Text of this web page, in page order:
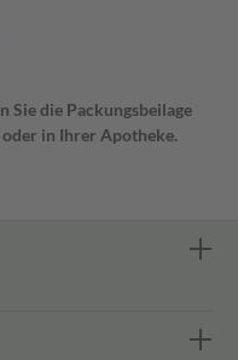
Sie die Packungsbeilage
in Ihrer Apotheke.